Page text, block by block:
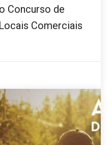
Concurso de
Comerciais